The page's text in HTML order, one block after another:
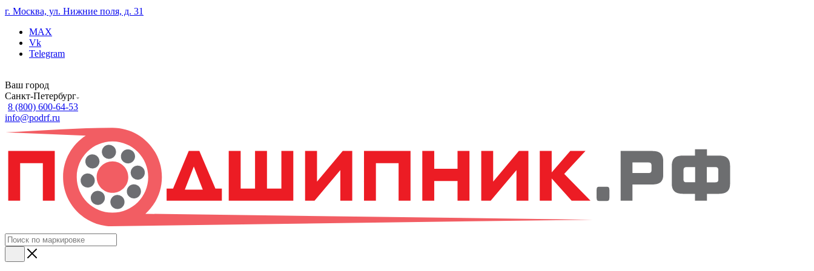
г. Москва, ул. Нижние поля, д. 31
MAX
Vk
Telegram
Ваш город
Санкт-Петербург
8 (800) 600-64-53
info@podrf.ru